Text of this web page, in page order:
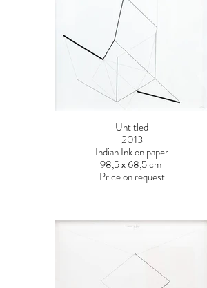
Untitled
2013
Indian Ink on paper
98,5 x 68,5 cm
Price on request